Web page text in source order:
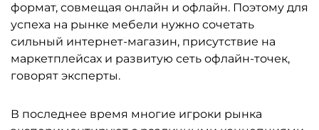
формат, совмещая онлайн и офлайн. Поэтому для
успеха на рынке мебели нужно сочетать
сильный интернет-магазин, присутствие на
маркетплейсах и развитую сеть офлайн-точек,
говорят эксперты.
В последнее время многие игроки рынка